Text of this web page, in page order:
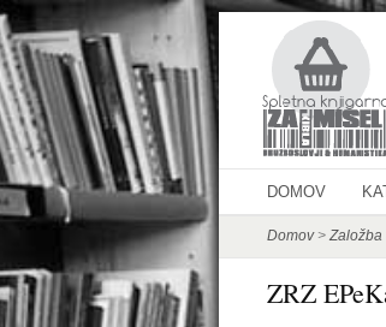
DOMOV
Domov> Založba
ZRZ